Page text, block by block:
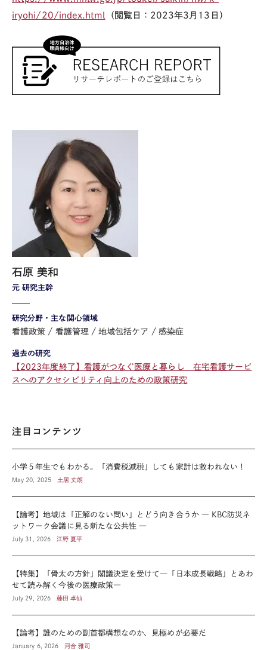
iryohi/20/index.html
（閲覧日： 2023年3 月 13 日）
元 研究主幹
石原 美和
研究分野・主な関心領域
看護政策 看護管理 地域包括ケア 感染症
過去の研究
【2023年度終了】看護がつなぐ医療と暮らし 在宅看護サービ
スへのアクセシビリティ向上のための政策研究
注目コンテンツ
小学５年生でもわかる。「消費税減税」しても家計は救われない！
May 20, 2025 土居 丈朗
【論考】地域は「正解のない問い」とどう向き合うか ― KBC防災ネ
ットワーク会議に見る新たな公共性 ―
July 31, 2026 江野 夏平
【特集】「骨太の方針」閣議決定を受けて―「日本成長戦略」とあわ
せて読み解く今後の医療政策―
July 29, 2026 藤田 卓仙
【論考】誰のための副首都構想なのか、見極めが必要だ
January 6, 2026 河合 雅司